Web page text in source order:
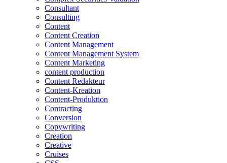
Consultant
Consulting
Content
Content Creation
Content Management
Content Management System
Content Marketing
content production
Content Redakteur
Content-Kreation
Content-Produktion
Contracting
Conversion
Copywriting
Creation
Creative
Cruises